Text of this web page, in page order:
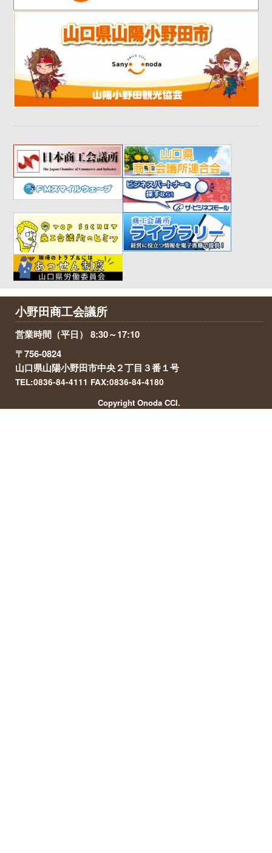
小野田商工会議所
営業時間（平日） 8:30～17:10
〒756-0824
山口県山陽小野田市中央２丁目３番１号
TEL:0836-84-4111 FAX:0836-84-4180
Copyright Onoda CCI.